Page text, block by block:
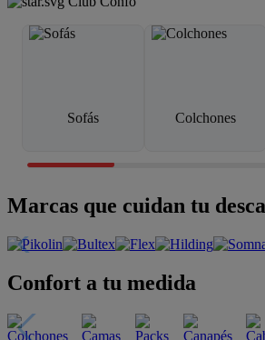
Sofás Colchones
Marcas que cuidan tu
Confort a tu medida